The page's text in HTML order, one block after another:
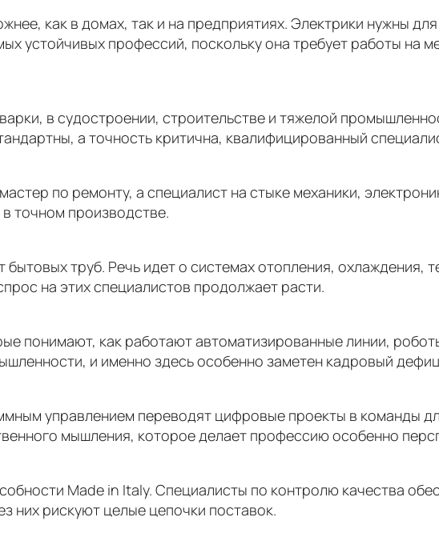
как в домах, так и на предприятиях. Электрики нужны
устойчивых профессий, поскольку она требует работы на
в судостроении, строительстве и тяжелой
а точность критична, квалифицированный
по ремонту, а специалист на стыке механики,
точном производстве.
труб. Речь идет о системах отопления, охлаждения,
на этих специалистов продолжает расти.
понимают, как работают автоматизированные линии,
и именно здесь особенно заметен кадровый
управлением переводят цифровые проекты в команды
мышления, которое делает профессию особенно
Made in Italy. Специалисты по контролю качества
них рискуют целые цепочки поставок.